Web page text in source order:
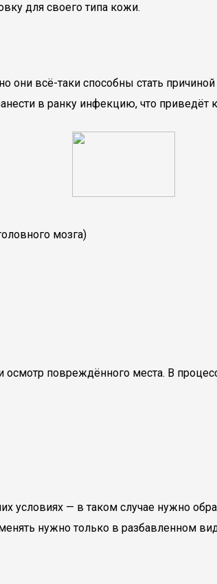
для своего типа кожи.
они всё-таки способны стать
в ранку инфекцию, что приведёт
мозга)
повреждённого места. В
— в таком случае нужно
нужно только в разбавленном